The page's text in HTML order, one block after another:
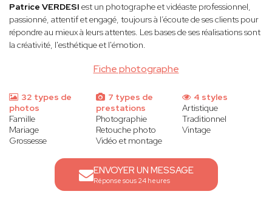
Fiche photographe
Patrice VERDESI est un photographe et vidéaste professionnel,
passionné, attentif et engagé, toujours à l’écoute de ses clients pour
répondre au mieux à leurs attentes. Les bases de ses réalisations sont
la créativité, l'esthétique et l'émotion.
32 types de
photos
Famille
Mariage
Grossesse
7 types de
prestations
Photographie
Retouche photo
Vidéo et montage
4 styles
Artistique
Traditionnel
Vintage
ENVOYER UN MESSAGE
Réponse sous 24 heures